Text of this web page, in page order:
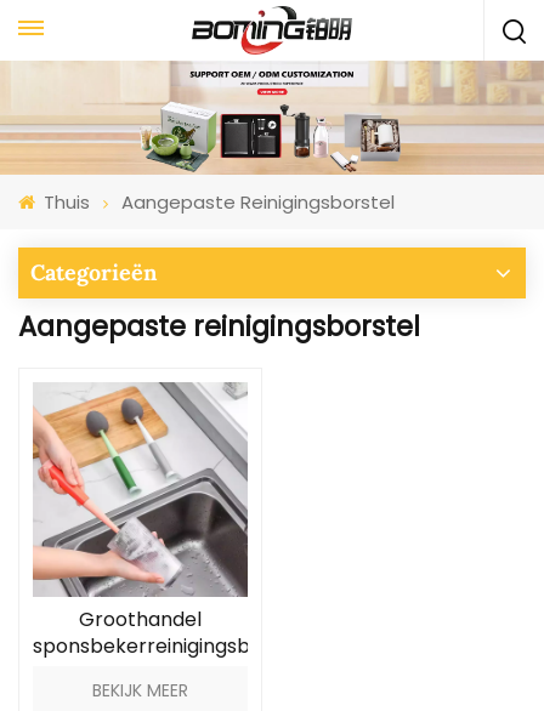
Thuis Aangepaste Reinigingsborstel
Categorieën
Aangepaste reinigingsborstel
Groothandel
sponsbekerreinigingsborstel
BEKIJK MEER